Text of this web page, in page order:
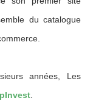
du catalogue
années, Les